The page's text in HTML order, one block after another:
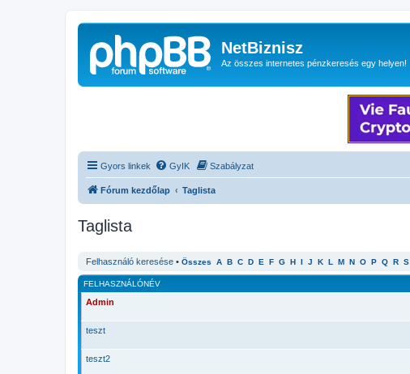
NetBiznisz
Az összes internetes pénzkeresés egy helyen!
Gyors linkek GyIK Szabályzat
Fórum kezdőlap Taglista
Taglista
Felhasználó keresése • Összes A B C D E F G H I J K L M N O P Q R S
FELHASZNÁLÓNÉV
Admin
teszt
teszt2